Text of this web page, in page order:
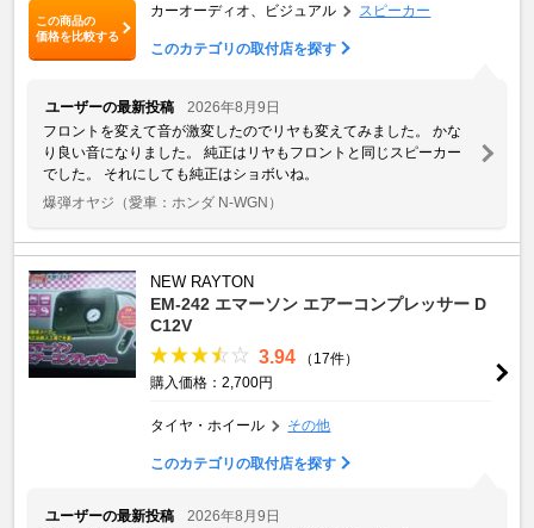
この商品の
価格を比較する
カーオーディオ、ビジュアル スピーカー
このカテゴリの取付店を探す
ユーザーの最新投稿
2026年8月9日
フロントを変えて音が激変したのでリヤも変えてみました。 かな
り良い音になりました。 純正はリヤもフロントと同じスピーカー
でした。 それにしても純正はショボいね。
爆弾オヤジ （愛車：ホンダ N-WGN）
NEW RAYTON
EM-242 エマーソン エアーコンプレッサー D
C12V
3.94
（17件）
購入価格：2,700円
タイヤ・ホイール その他
このカテゴリの取付店を探す
ユーザーの最新投稿
2026年8月9日